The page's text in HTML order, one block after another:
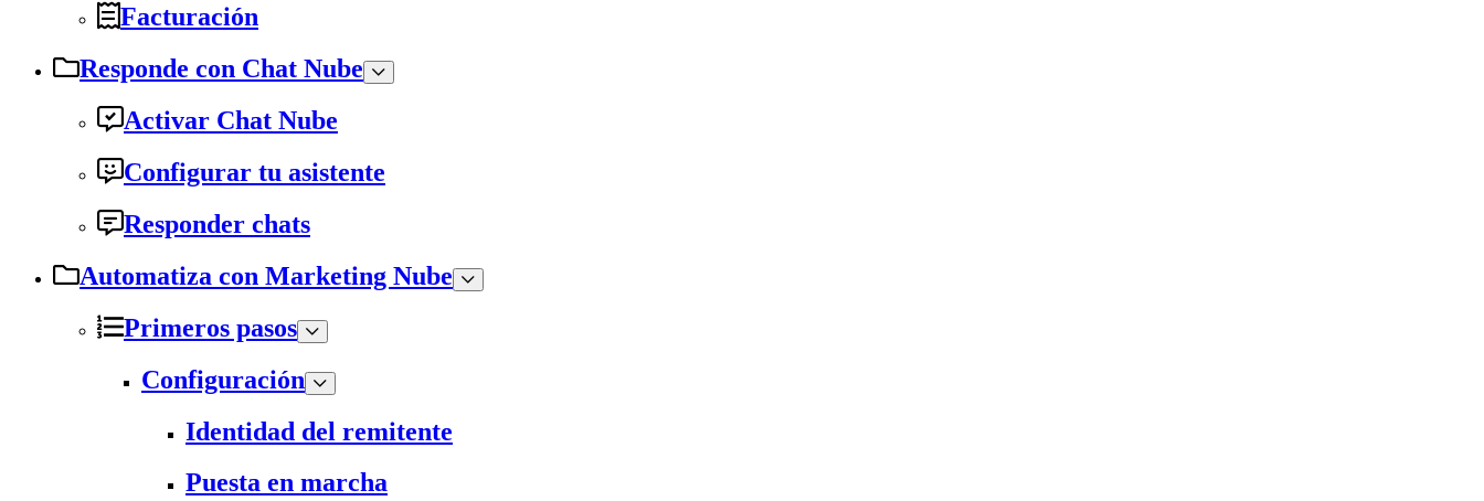
Facturación
Responde con Chat Nube
Activar Chat Nube
Configurar tu asistente
Responder chats
Automatiza con Marketing Nube
Primeros pasos
Configuración
Identidad del remitente
Puesta en marcha